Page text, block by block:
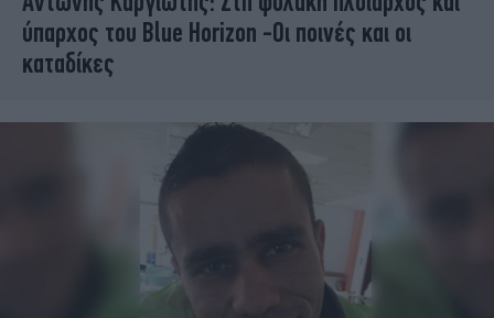
ύπαρχος του Blue Horizon -Οι ποινές και οι
καταδίκες